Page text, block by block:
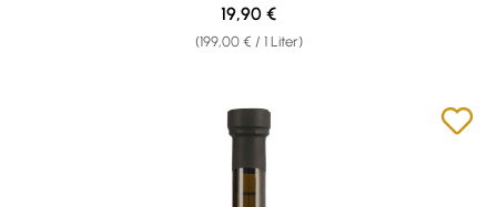
(199,00 € / 1 Liter)
Regulärer Preis:
19,90 €